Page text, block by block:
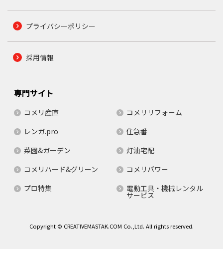
プライバシーポリシー
採用情報
専門サイト
コメリ産直
コメリリフォーム
レンガ.pro
住急番
菜園&ガーデン
灯油宅配
コメリハード&グリーン
コメリパワー
プロ特集
電動工具・機械レンタル
サービス
Copyright © CREATIVEMASTAK.COM Co.,Ltd. All rights reserved.